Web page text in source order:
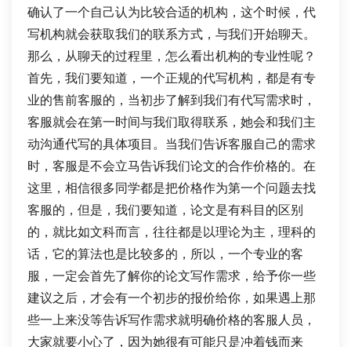
确认了一个自己认为比较合适的机构，这个时候，代
写机构就会获取我们的联系方式，与我们开始聊天。
那么，从聊天的过程里，怎么看出机构的专业性呢？
首先，我们要知道，一个正规的代写机构，都是有专
业的售前客服的，当初步了解到我们有代写需求时，
客服就会在第一时间与我们取得联系，她会和我们主
动沟通代写的具体项目。当我们告诉客服自己的需求
时，客服是不会立马告诉我们论文的合作价格的。在
这里，相信很多同学都是把价格作为第一个问题去找
客服的，但是，我们要知道，论文是有科目的区别
的，就比如文科而言，往往都是以理论为主，理科的
话，它的算法也是比较多的，所以，一个专业的客
服，一定会首先了解你的论文写作需求，给予你一些
建议之后，才会有一个初步的报价给你，如果遇上那
些一上来没等告诉写作需求就明确价格的客服人员，
大家就要小心了，因为她很有可能只是冲着钱而来